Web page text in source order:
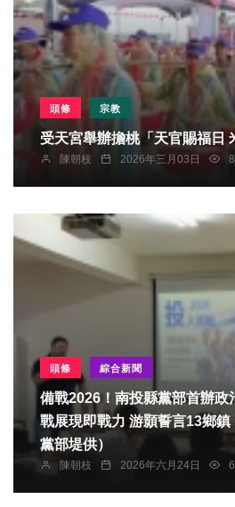
頭條 宗教
受天宮舉辦擔桃「天官賜福日
陳朝枝 2026年三月03日
頭條 綜合新聞
備戰2026！南投縣黨部首辦政
戰展現即戰力 游顥誓言13鄉
黨部堤供）
陳朝枝 2026年六月24日